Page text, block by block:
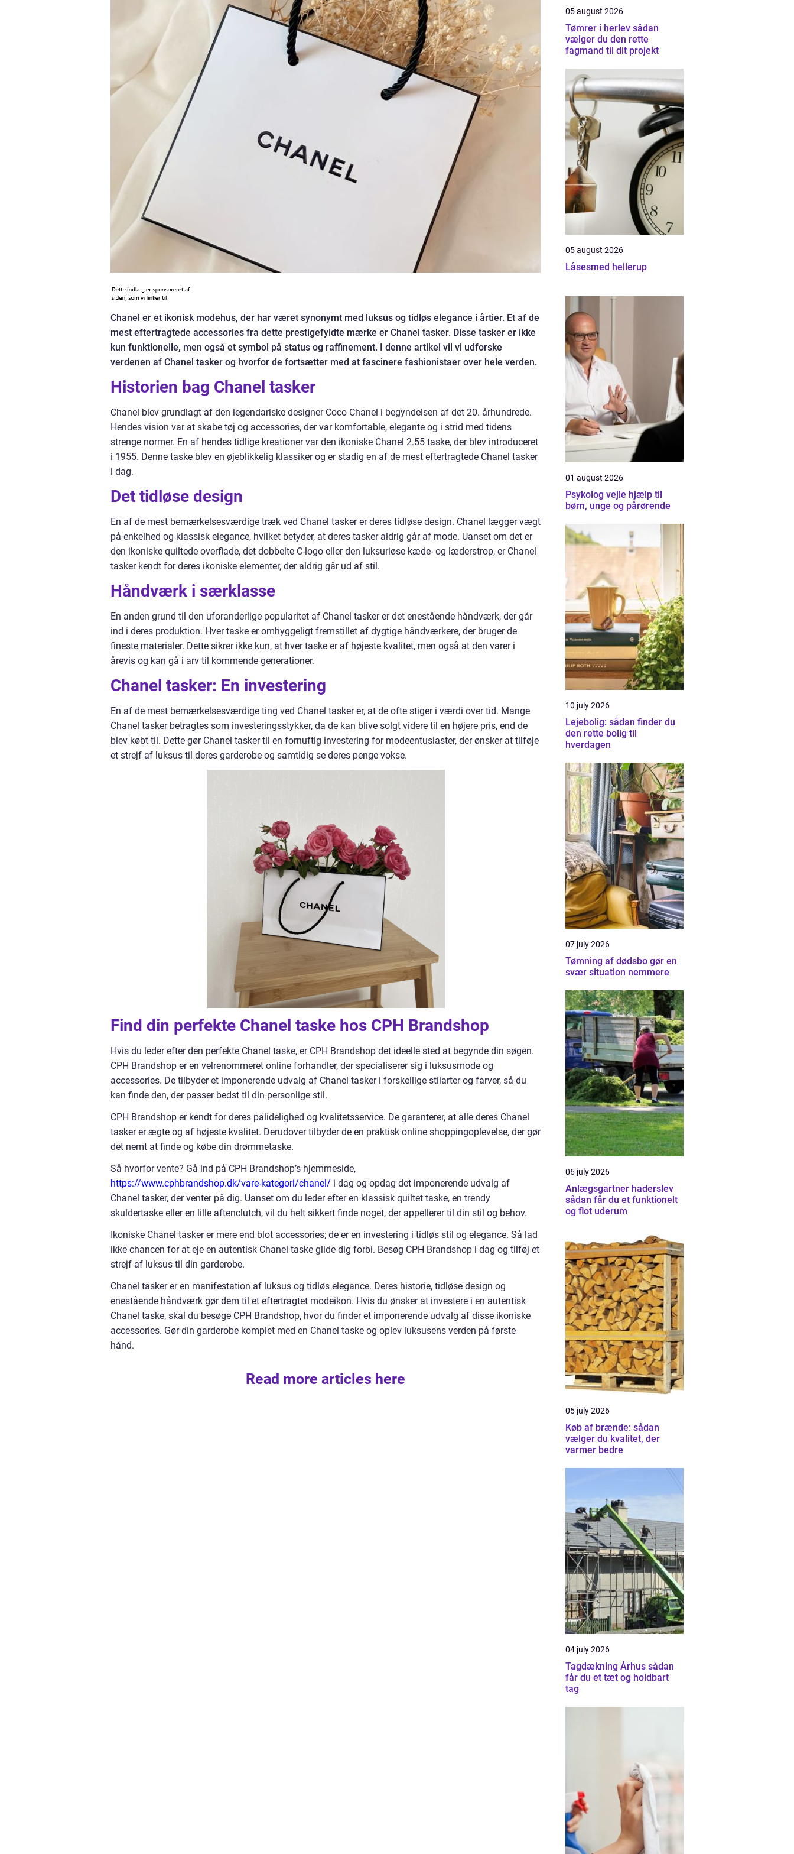
Chanel er et ikonisk modehus, der har været synonymt med luksus og tidløs elegance i årtier. Et af de
mest eftertragtede accessories fra dette prestigefyldte mærke er Chanel tasker. Disse tasker er ikke
kun funktionelle, men også et symbol på status og raffinement. I denne artikel vil vi udforske
verdenen af Chanel tasker og hvorfor de fortsætter med at fascinere fashionistaer over hele verden.
Historien bag Chanel tasker
Chanel blev grundlagt af den legendariske designer Coco Chanel i begyndelsen af det 20. århundrede.
Hendes vision var at skabe tøj og accessories, der var komfortable, elegante og i strid med tidens
strenge normer. En af hendes tidlige kreationer var den ikoniske Chanel 2.55 taske, der blev introduceret
i 1955. Denne taske blev en øjeblikkelig klassiker og er stadig en af de mest eftertragtede Chanel tasker
i dag.
Det tidløse design
En af de mest bemærkelsesværdige træk ved Chanel tasker er deres tidløse design. Chanel lægger vægt
på enkelhed og klassisk elegance, hvilket betyder, at deres tasker aldrig går af mode. Uanset om det er
den ikoniske quiltede overflade, det dobbelte C-logo eller den luksuriøse kæde- og læderstrop, er Chanel
tasker kendt for deres ikoniske elementer, der aldrig går ud af stil.
Håndværk i særklasse
En anden grund til den uforanderlige popularitet af Chanel tasker er det enestående håndværk, der går
ind i deres produktion. Hver taske er omhyggeligt fremstillet af dygtige håndværkere, der bruger de
fineste materialer. Dette sikrer ikke kun, at hver taske er af højeste kvalitet, men også at den varer i
årevis og kan gå i arv til kommende generationer.
Chanel tasker: En investering
En af de mest bemærkelsesværdige ting ved Chanel tasker er, at de ofte stiger i værdi over tid. Mange
Chanel tasker betragtes som investeringsstykker, da de kan blive solgt videre til en højere pris, end de
blev købt til. Dette gør Chanel tasker til en fornuftig investering for modeentusiaster, der ønsker at tilføje
et strejf af luksus til deres garderobe og samtidig se deres penge vokse.
Find din perfekte Chanel taske hos CPH Brandshop
Hvis du leder efter den perfekte Chanel taske, er CPH Brandshop det ideelle sted at begynde din søgen.
CPH Brandshop er en velrenommeret online forhandler, der specialiserer sig i luksusmode og
accessories. De tilbyder et imponerende udvalg af Chanel tasker i forskellige stilarter og farver, så du
kan finde den, der passer bedst til din personlige stil.
CPH Brandshop er kendt for deres pålidelighed og kvalitetsservice. De garanterer, at alle deres Chanel
tasker er ægte og af højeste kvalitet. Derudover tilbyder de en praktisk online shoppingoplevelse, der gør
det nemt at finde og købe din drømmetaske.
Så hvorfor vente? Gå ind på CPH Brandshop’s hjemmeside,
https://www.cphbrandshop.dk/vare-kategori/chanel/ i dag og opdag det imponerende udvalg af
Chanel tasker, der venter på dig. Uanset om du leder efter en klassisk quiltet taske, en trendy
skuldertaske eller en lille aftenclutch, vil du helt sikkert finde noget, der appellerer til din stil og behov.
Ikoniske Chanel tasker er mere end blot accessories; de er en investering i tidløs stil og elegance. Så lad
ikke chancen for at eje en autentisk Chanel taske glide dig forbi. Besøg CPH Brandshop i dag og tilføj et
strejf af luksus til din garderobe.
Chanel tasker er en manifestation af luksus og tidløs elegance. Deres historie, tidløse design og
enestående håndværk gør dem til et eftertragtet modeikon. Hvis du ønsker at investere i en autentisk
Chanel taske, skal du besøge CPH Brandshop, hvor du finder et imponerende udvalg af disse ikoniske
accessories. Gør din garderobe komplet med en Chanel taske og oplev luksusens verden på første
hånd.
Read more articles here
05 august 2026
Tømrer i herlev sådan
vælger du den rette
fagmand til dit projekt
05 august 2026
Låsesmed hellerup
01 august 2026
Psykolog vejle hjælp til
børn, unge og pårørende
10 july 2026
Lejebolig: sådan finder du
den rette bolig til
hverdagen
07 july 2026
Tømning af dødsbo gør en
svær situation nemmere
06 july 2026
Anlægsgartner haderslev
sådan får du et funktionelt
og flot uderum
05 july 2026
Køb af brænde: sådan
vælger du kvalitet, der
varmer bedre
04 july 2026
Tagdækning Århus sådan
får du et tæt og holdbart
tag